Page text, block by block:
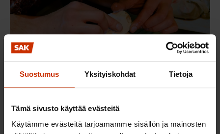
Suostumus Yksityiskohdat Tietoja
Tämä sivusto käyttää evästeitä
Käytämme evästeitä tarjoamamme sisällön ja mainosten